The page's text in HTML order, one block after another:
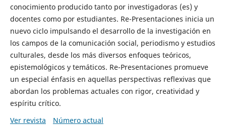
conocimiento producido tanto por investigadoras (es) y
docentes como por estudiantes. Re-Presentaciones inicia un
nuevo ciclo impulsando el desarrollo de la investigación en
los campos de la comunicación social, periodismo y estudios
culturales, desde los más diversos enfoques teóricos,
epistemológicos y temáticos. Re-Presentaciones promueve
un especial énfasis en aquellas perspectivas reflexivas que
abordan los problemas actuales con rigor, creatividad y
espíritu crítico.
Ver revista
Número actual